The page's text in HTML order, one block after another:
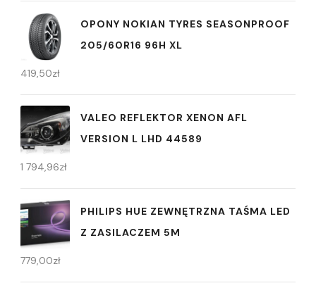
OPONY NOKIAN TYRES SEASONPROOF
205/60R16 96H XL
419,50zł
VALEO REFLEKTOR XENON AFL
VERSION L LHD 44589
1 794,96zł
PHILIPS HUE ZEWNĘTRZNA TAŚMA LED
Z ZASILACZEM 5M
779,00zł